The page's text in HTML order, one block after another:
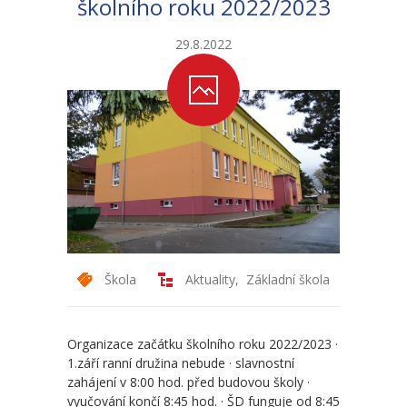
-- Školní vzdělávací program ZŠ
-- Fotogalerie ZŠ
Mateřská škola
-- Aktuality MŠ
-- Uspořádání dne MŠ
-- Zápis dětí do MŠ
-- Nadstandardní činnosti
školního roku 2022/2023
29.8.2022
Škola Aktuality, Základní škola
Organizace začátku školního roku 2022/2023 ·
1.září ranní družina nebude · slavnostní
zahájení v 8:00 hod. před budovou školy ·
vyučování končí 8:45 hod. · ŠD funguje od 8:45